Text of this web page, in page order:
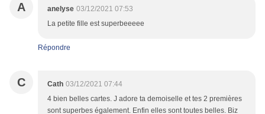
A anelyse 03/12/2021 07:53
La petite fille est superbeeeee
Répondre
C Cath 03/12/2021 07:44
4 bien belles cartes. J adore ta demoiselle et tes 2 premières
sont superbes également. Enfin elles sont toutes belles. Biz